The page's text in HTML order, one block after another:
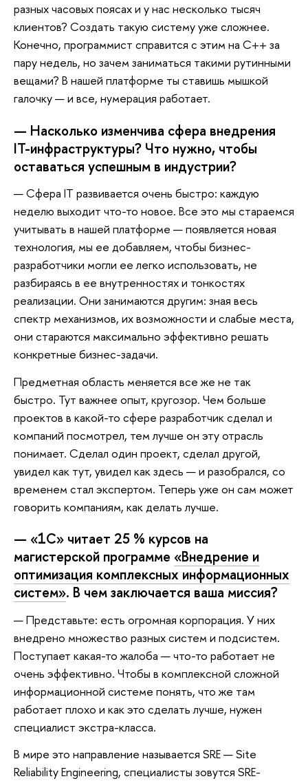
разных часовых поясах и у нас несколько тысяч
клиентов? Создать такую систему уже сложнее.
Конечно, программист справится с этим на C++ за
пару недель, но зачем заниматься такими рутинными
вещами? В нашей платформе ты ставишь мышкой
галочку — и все, нумерация работает.
— Насколько изменчива сфера внедрения
IT-инфраструктуры? Что нужно, чтобы
оставаться успешным в индустрии?
— Сфера IT развивается очень быстро: каждую
неделю выходит что-то новое. Все это мы стараемся
учитывать в нашей платформе — появляется новая
технология, мы ее добавляем, чтобы бизнес-
разработчики могли ее легко использовать, не
разбираясь в ее внутренностях и тонкостях
реализации. Они занимаются другим: зная весь
спектр механизмов, их возможности и слабые места,
они стараются максимально эффективно решать
конкретные бизнес-задачи.
Предметная область меняется все же не так
быстро. Тут важнее опыт, кругозор. Чем больше
проектов в какой-то сфере разработчик сделал и
компаний посмотрел, тем лучше он эту отрасль
понимает. Сделал один проект, сделал другой,
увидел как тут, увидел как здесь — и разобрался, со
временем стал экспертом. Теперь уже он сам может
говорить компаниям, как делать лучше.
— «1С» читает 25 % курсов на
магистерской программе «Внедрение и
оптимизация комплексных информационных
систем». В чем заключается ваша миссия?
— Представьте: есть огромная корпорация. У них
внедрено множество разных систем и подсистем.
Поступает какая-то жалоба — что-то работает не
очень эффективно. Чтобы в комплексной сложной
информационной системе понять, что же там
работает плохо и как это сделать лучше, нужен
специалист экстра-класса.
В мире это направление называется SRE — Site
Reliability Engineering, специалисты зовутся SRE-